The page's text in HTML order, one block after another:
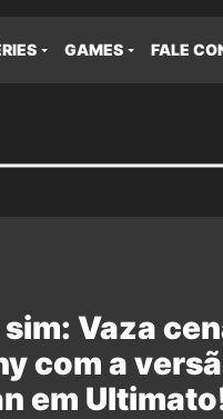
GAMES FALE
Vaza
com a
em